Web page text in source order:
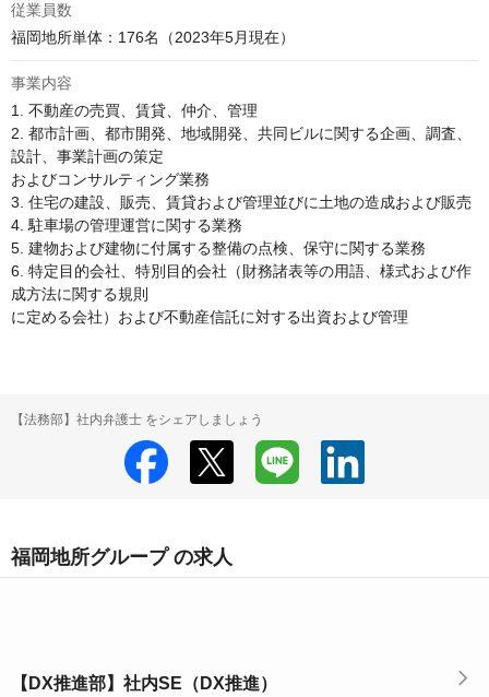
従業員数
福岡地所単体：176名（2023年5月現在）
事業内容
1. 不動産の売買、賃貸、仲介、管理
2. 都市計画、都市開発、地域開発、共同ビルに関する企画、調査、
設計、事業計画の策定
およびコンサルティング業務
3. 住宅の建設、販売、賃貸および管理並びに土地の造成および販売
4. 駐車場の管理運営に関する業務
5. 建物および建物に付属する整備の点検、保守に関する業務
6. 特定目的会社、特別目的会社（財務諸表等の用語、様式および作
成方法に関する規則
に定める会社）および不動産信託に対する出資および管理
【法務部】社内弁護士 をシェアしましょう
福岡地所グループ の求人
【DX推進部】社内SE（DX推進）